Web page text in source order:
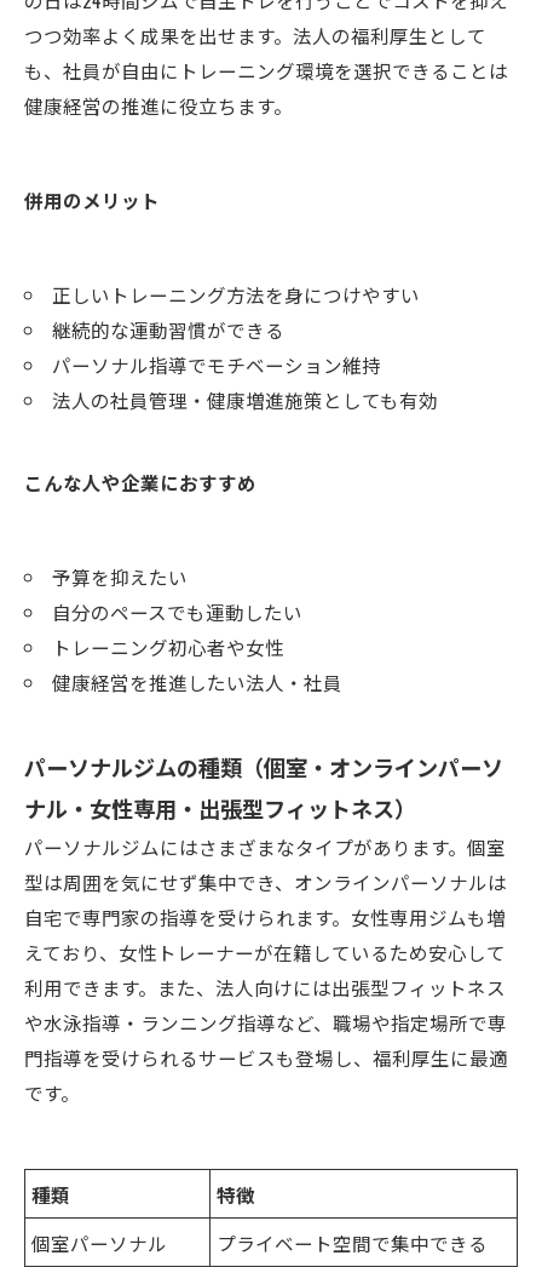
つつ効率よく成果を出せます。法人の福利厚生として
も、社員が自由にトレーニング環境を選択できることは
健康経営の推進に役立ちます。
併用のメリット
正しいトレーニング方法を身につけやすい
継続的な運動習慣ができる
パーソナル指導でモチベーション維持
法人の社員管理・健康増進施策としても有効
こんな人や企業におすすめ
予算を抑えたい
自分のペースでも運動したい
トレーニング初心者や女性
健康経営を推進したい法人・社員
パーソナルジムの種類（個室・オンラインパーソ
ナル・女性専用・出張型フィットネス）
パーソナルジムにはさまざまなタイプがあります。個室
型は周囲を気にせず集中でき、オンラインパーソナルは
自宅で専門家の指導を受けられます。女性専用ジムも増
えており、女性トレーナーが在籍しているため安心して
利用できます。また、法人向けには出張型フィットネス
や水泳指導・ランニング指導など、職場や指定場所で専
門指導を受けられるサービスも登場し、福利厚生に最適
です。
種類
特徴
個室パーソナル
プライベート空間で集中できる